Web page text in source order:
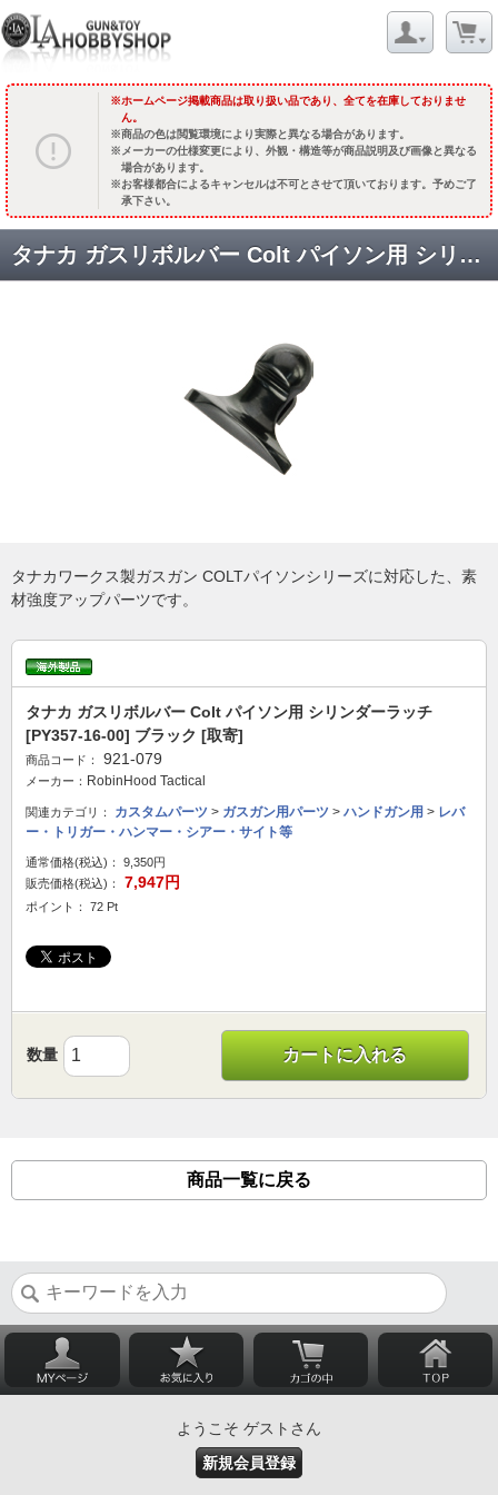
ホームページ掲載商品は取り扱い品であり、全てを在庫しておりませ
ん。
商品の色は閲覧環境により実際と異なる場合があります。
メーカーの仕様変更により、外観・構造等が商品説明及び画像と異なる
場合があります。
お客様都合によるキャンセルは不可とさせて頂いております。予めご了
承下さい。
タナカ ガスリボルバー Colt パイソン用 シリンダーラッチ [PY357-16-00] ブラック [取寄]
タナカワークス製ガスガン COLTパイソンシリーズに対応した、素
材強度アップパーツです。
タナカ ガスリボルバー Colt パイソン用 シリンダーラッチ
[PY357-16-00] ブラック [取寄]
商品コード： 921-079
メーカー： RobinHood Tactical
関連カテゴリ： カスタムパーツ > ガスガン用パーツ > ハンドガン用 > レバ
ー・トリガー・ハンマー・シアー・サイト等
通常価格(税込)：
9,350円
販売価格(税込)：
7,947円
ポイント： 72 Pt
数量 カートに入れる
商品一覧に戻る
ようこそ ゲストさん
新規会員登録